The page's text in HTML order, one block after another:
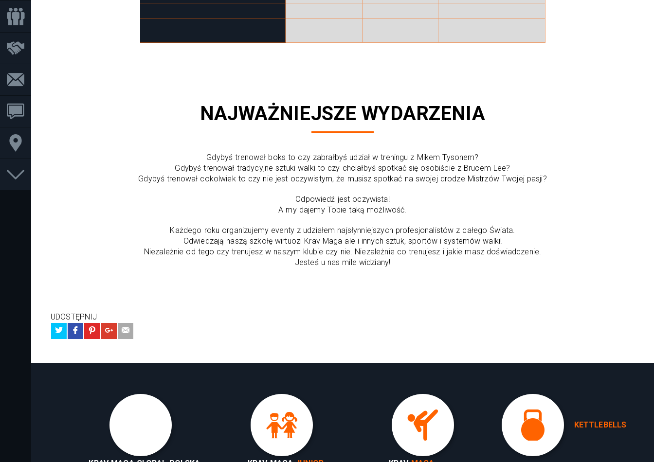
NAJWAŻNIEJSZE WYDARZENIA
Gdybyś trenował boks to czy zabrałbyś udział w treningu z Mikem Tysonem?
Gdybyś trenował tradycyjne sztuki walki to czy chciałbyś spotkać się osobiście z Brucem Lee?
Gdybyś trenował cokolwiek to czy nie jest oczywistym, że musisz spotkać na swojej drodze Mistrzów Twojej pasji?
Odpowiedź jest oczywista!
A my dajemy Tobie taką możliwość.
Każdego roku organizujemy eventy z udziałem najsłynniejszych profesjonalistów z całego Świata.
Odwiedzają naszą szkołę wirtuozi Krav Maga ale i innych sztuk, sportów i systemów walki!
Niezależnie od tego czy trenujesz w naszym klubie czy nie. Niezależnie co trenujesz i jakie masz doświadczenie.
Jesteś u nas mile widziany!
UDOSTĘPNIJ
KETTLEBELLS